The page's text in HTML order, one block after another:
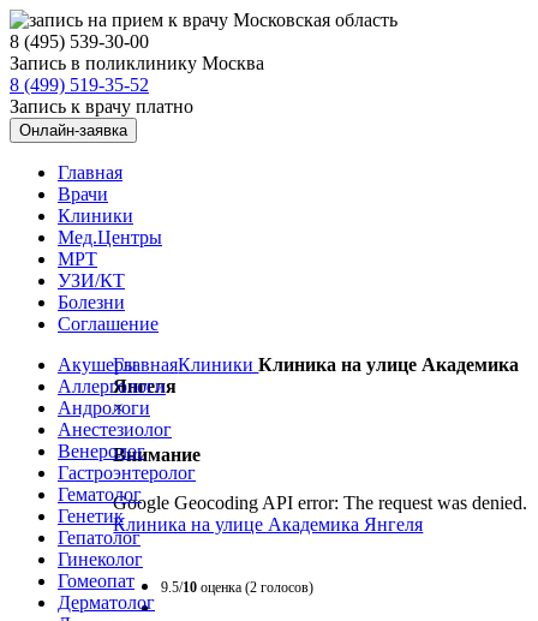
8 (495) 539-30-00
Запись в поликлинику Москва
8 (499) 519-35-52
Запись к врачу платно
Онлайн-заявка
Главная
Врачи
Клиники
Мед.Центры
МРТ
УЗИ/КТ
Болезни
Соглашение
ГлавнаяКлиникиКлиника на улице Академика
Янгеля
×
Внимание
Google Geocoding API error: The request was denied.
Клиника на улице Академика Янгеля
9.5/10 оценка (2 голосов)
Акушеры
Аллергологи
Андрологи
Анестезиолог
Венеролог
Гастроэнтеролог
Гематолог
Генетик
Гепатолог
Гинеколог
Гомеопат
Дерматолог